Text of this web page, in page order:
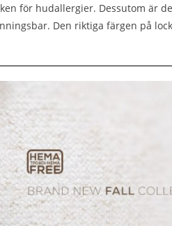
för hudallergier. Dessutom är
Den riktiga färgen på